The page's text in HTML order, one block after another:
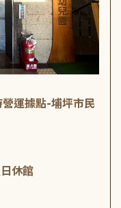
運據點-埔坪市民
休館